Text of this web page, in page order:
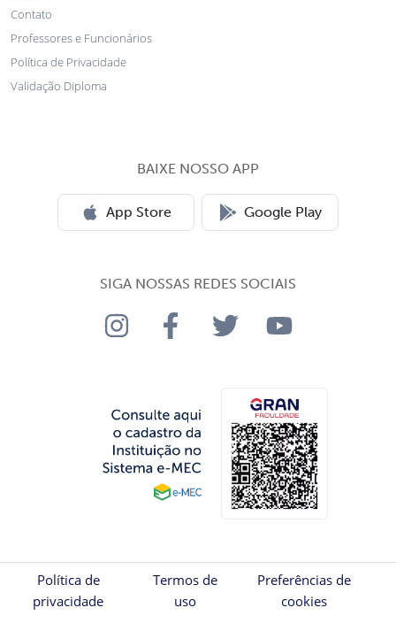
Contato
Professores e Funcionários
Política de Privacidade
Validação Diploma
BAIXE NOSSO APP
App Store Google Play
SIGA NOSSAS REDES SOCIAIS
Política de
privacidade
Termos de
uso
Preferências de
cookies